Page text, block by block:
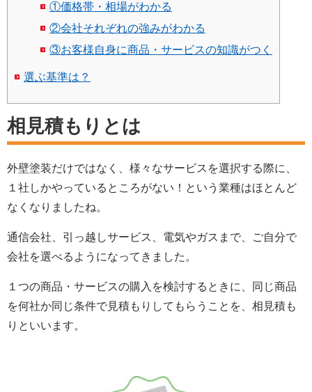
①価格帯・相場がわかる
②会社それぞれの強みがわかる
③お客様自身に商品・サービスの知識がつく
選ぶ基準は？
相見積もりとは
外壁塗装だけではなく、様々なサービスを選択する際に、
１社しかやっているところがない！という業種はほとんど
なくなりましたね。
通信会社、引っ越しサービス、電気やガスまで、ご自分で
会社を選べるようになってきました。
１つの商品・サービスの購入を検討するときに、同じ商品
を何社か同じ条件で見積もりしてもらうことを、相見積も
りといいます。